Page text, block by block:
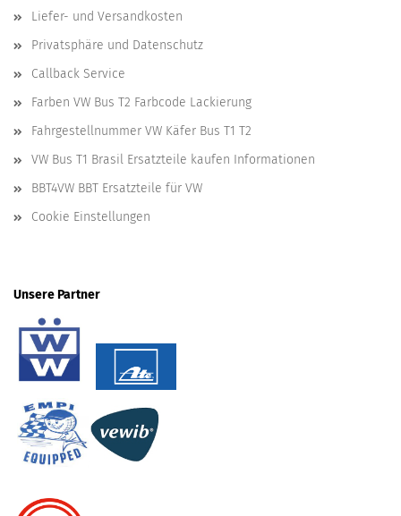
Liefer- und Versandkosten
Privatsphäre und Datenschutz
Callback Service
Farben VW Bus T2 Farbcode Lackierung
Fahrgestellnummer VW Käfer Bus T1 T2
VW Bus T1 Brasil Ersatzteile kaufen Informationen
BBT4VW BBT Ersatzteile für VW
Cookie Einstellungen
Unsere Partner